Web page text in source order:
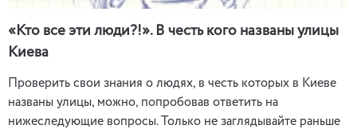
«Кто все эти люди?!». В честь кого названы улицы
Киева
Проверить свои знания о людях, в честь которых в Киеве
названы улицы, можно, попробовав ответить на
нижеследующие вопросы. Только не заглядывайте раньше